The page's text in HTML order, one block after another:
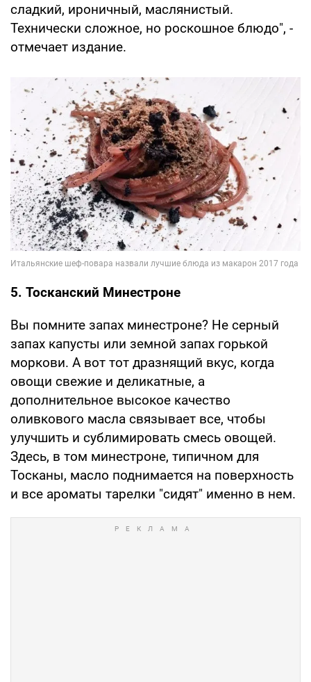
сладкий, ироничный, маслянистый.
Технически сложное, но роскошное блюдо", -
отмечает издание.
5. Тосканский Минестроне
Вы помните запах минестроне? Не серный
запах капусты или земной запах горькой
моркови. А вот тот дразнящий вкус, когда
овощи свежие и деликатные, а
дополнительное высокое качество
оливкового масла связывает все, чтобы
улучшить и сублимировать смесь овощей.
Здесь, в том минестроне, типичном для
Тосканы, масло поднимается на поверхность
и все ароматы тарелки "сидят" именно в нем.